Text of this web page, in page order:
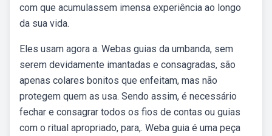
com que acumulassem imensa experiência ao longo
da sua vida.
Eles usam agora a. Webas guias da umbanda, sem
serem devidamente imantadas e consagradas, são
apenas colares bonitos que enfeitam, mas não
protegem quem as usa. Sendo assim, é necessário
fechar e consagrar todos os fios de contas ou guias
com o ritual apropriado, para,. Weba guia é uma peça